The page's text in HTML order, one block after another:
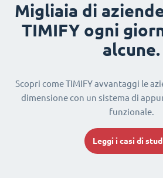
Migliaia di
TIMIFY ogni
alcune.
Scopri come TIMIFY avvantaggi le
dimensione con un sistema di
funzionale.
Leggi i casi di